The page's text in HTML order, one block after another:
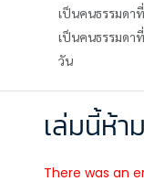
เป็นคนธรรมดา
เป็นคนธรรมดา
วัน
เล่มนี้ห้า
There was an